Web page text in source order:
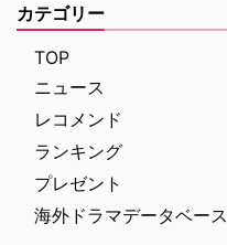
カテゴリー
TOP
ニュース
レコメンド
ランキング
プレゼント
海外ドラマデータベース